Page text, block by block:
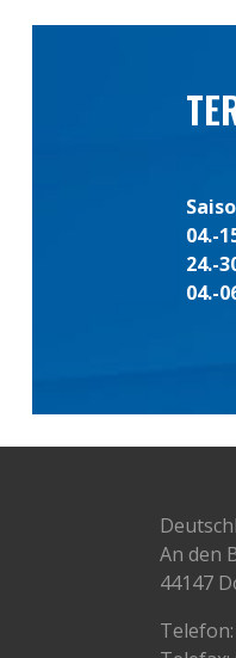
04.-
24.-
04.-
An den
44147
Telefon: